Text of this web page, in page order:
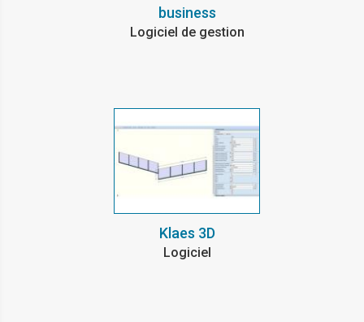
business
Logiciel de gestion
Klaes 3D
Logiciel